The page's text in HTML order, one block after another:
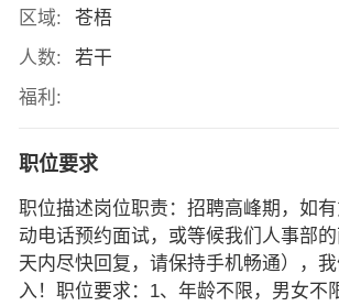
区域:
苍梧
人数:
若干
福利:
职位要求
职位描述岗位职责：招聘高峰期，如
动电话预约面试，或等候我们人事部
天内尽快回复，请保持手机畅通），
入！职位要求：1、年龄不限，男女不